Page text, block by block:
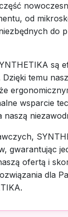
od
do
są
temu
wsparcie
naszą
gwarantując
ofertą i
dla